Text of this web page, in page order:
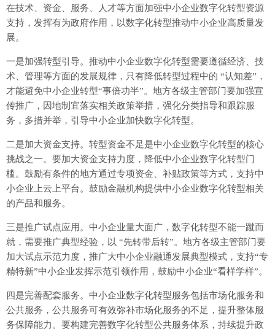
在技术、资金、服务、人才等方面加强中小企业数字化转型资源
支持，发挥有为政府作用，以数字化转型推动中小企业高质量发
展。
一是加强转型引导。推动中小企业数字化转型需要遵循经济、技
术、管理等方面的发展规律，只有降低转型过程中的 “认知差”，
才能避免中小企业转型“事倍功半”。地方各级主管部门要加强宣
传推广，因地制宜落实相关政策举措，强化分类指导和跟踪服
务，多措并举，引导中小企业加快数字化转型。
二是加大资金支持。转型资金不足是中小企业数字化转型的核心
挑战之一。要加大资金支持力度，降低中小企业数字化转型门
槛。鼓励有条件的地方通过专项资金、补贴政策等方式，支持中
小企业上云上平台。鼓励金融机构提供中小企业数字化转型相关
的产品和服务。
三是推广试点应用。中小企业量大面广，数字化转型不能一蹴而
就，需要推广典型经验，以 “先转带后转”。地方各级主管部门要
加大试点示范力度，推广大中小企业融通发展典型模式，支持“专
精特新”中小企业发挥示范引领作用，鼓励中小企业“看样学样”。
四是完善配套服务。中小企业数字化转型服务包括市场化服务和
公共服务，公共服务可有效弥补市场化服务的不足，提升整体服
务保障能力。要构建完善数字化转型公共服务体系，持续提升政